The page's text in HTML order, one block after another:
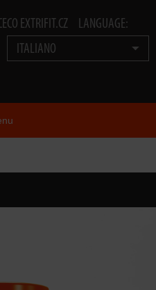
EXTRIFIT.CZ
LANGUAGE:
ITALIANO